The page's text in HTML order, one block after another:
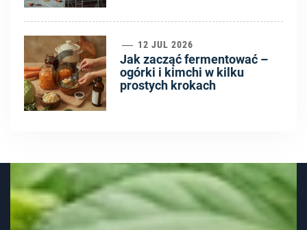
6 12 JUL 2026
Jak zacząć fermentować –
ogórki i kimchi w kilku
prostych krokach